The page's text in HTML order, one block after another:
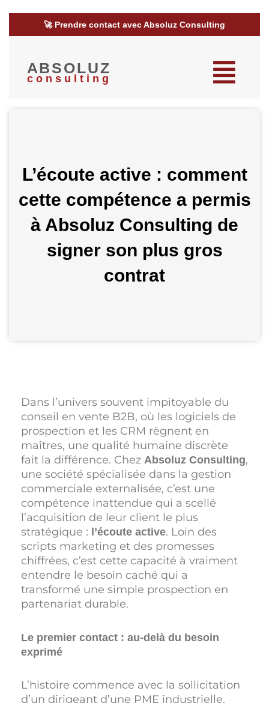
🚀 Prendre contact avec Absoluz Consulting
ABSOLUZ
consulting
L’écoute active : comment
cette compétence a permis
à Absoluz Consulting de
signer son plus gros
contrat
Dans l’univers souvent impitoyable du
conseil en vente B2B, où les logiciels de
prospection et les CRM règnent en
maîtres, une qualité humaine discrète
fait la différence. Chez Absoluz Consulting,
une société spécialisée dans la gestion
commerciale externalisée, c’est une
compétence inattendue qui a scellé
l’acquisition de leur client le plus
stratégique : l’écoute active. Loin des
scripts marketing et des promesses
chiffrées, c’est cette capacité à vraiment
entendre le besoin caché qui a
transformé une simple prospection en
partenariat durable.
Le premier contact : au-delà du besoin
exprimé
L’histoire commence avec la sollicitation
d’un dirigeant d’une PME industrielle,